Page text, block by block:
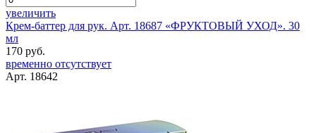
увеличить
Крем-баттер для рук. Арт. 18687 «ФРУКТОВЫЙ УХОД». 30
мл
170 руб.
временно отсутствует
Арт. 18642